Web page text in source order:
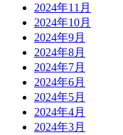
2024年11月
2024年10月
2024年9月
2024年8月
2024年7月
2024年6月
2024年5月
2024年4月
2024年3月